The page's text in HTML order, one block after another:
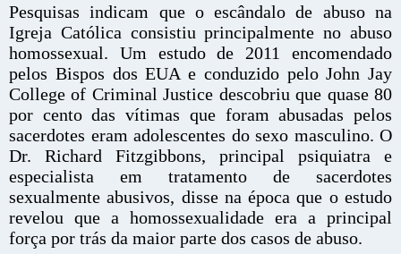
Pesquisas indicam que o escândalo de abuso na
Igreja Católica consistiu principalmente no abuso
homossexual. Um estudo de 2011 encomendado
pelos Bispos dos EUA e conduzido pelo John Jay
College of Criminal Justice descobriu que quase 80
por cento das vítimas que foram abusadas pelos
sacerdotes eram adolescentes do sexo masculino. O
Dr. Richard Fitzgibbons, principal psiquiatra e
especialista em tratamento de sacerdotes
sexualmente abusivos, disse na época que o estudo
revelou que a homossexualidade era a principal
força por trás da maior parte dos casos de abuso.